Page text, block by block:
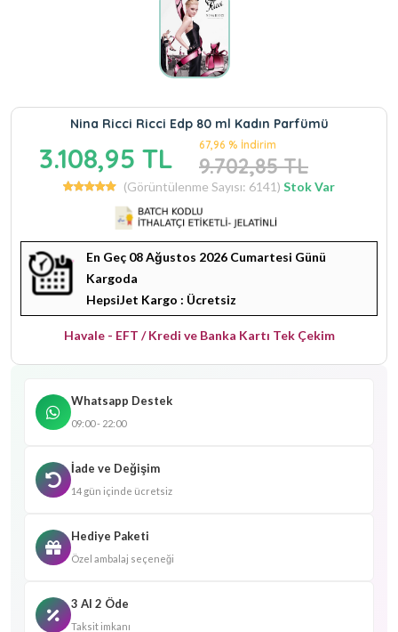
Nina Ricci Ricci Edp 80 ml Kadın Parfümü
3.108,95 TL 67,96 % İndirim
9.702,85 TL
(Görüntülenme Sayısı: 6141) Stok Var
En Geç 08 Ağustos 2026 Cumartesi Günü
Kargoda
HepsiJet Kargo : Ücretsiz
Havale - EFT / Kredi ve Banka Kartı Tek Çekim
Whatsapp Destek
09:00 - 22:00
İade ve Değişim
14 gün içinde ücretsiz
Hediye Paketi
Özel ambalaj seçeneği
3 Al 2 Öde
Taksit imkanı